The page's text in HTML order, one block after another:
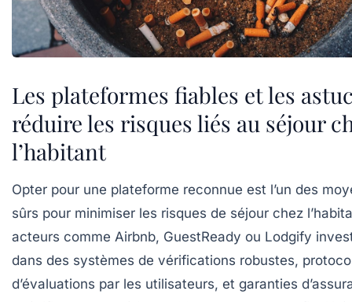
Les plateformes fiables et les
réduire les risques liés au séjour
l’habitant
Opter pour une plateforme reconnue est l’un des
sûrs pour minimiser les risques de séjour chez
acteurs comme Airbnb, GuestReady ou Lodgify
dans des systèmes de vérifications robustes,
d’évaluations par les utilisateurs, et garanties